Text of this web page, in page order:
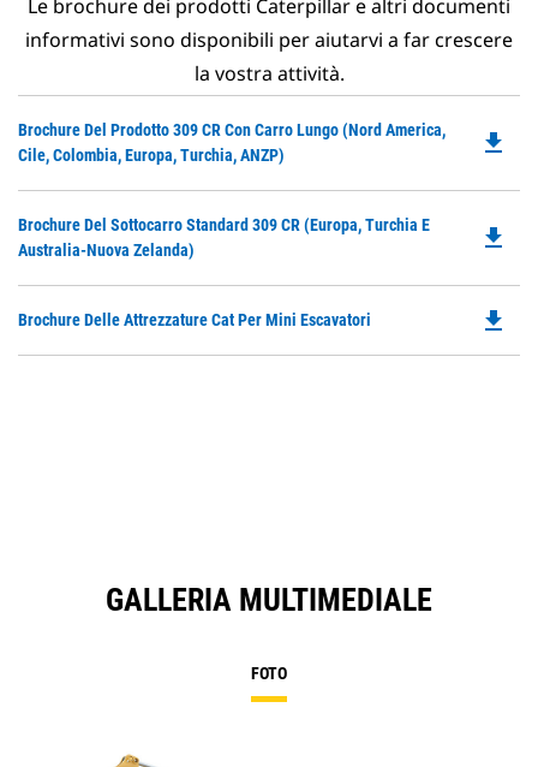
Le brochure dei prodotti Caterpillar e altri documenti
informativi sono disponibili per aiutarvi a far crescere
la vostra attività.
Brochure Del Prodotto 309 CR Con Carro Lungo (Nord America,
Cile, Colombia, Europa, Turchia, ANZP)
file_download
Brochure Del Sottocarro Standard 309 CR (Europa, Turchia E
Australia-Nuova Zelanda)
file_download
Brochure Delle Attrezzature Cat Per Mini Escavatori file_download
GALLERIA MULTIMEDIALE
FOTO